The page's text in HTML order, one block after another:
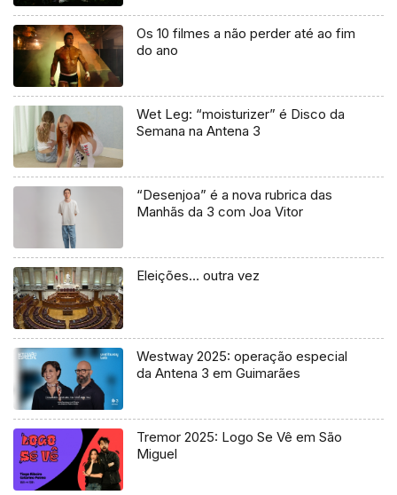
Os 10 filmes a não perder até ao fim
do ano
Wet Leg: “moisturizer” é Disco da
Semana na Antena 3
“Desenjoa” é a nova rubrica das
Manhãs da 3 com Joa Vitor
Eleições… outra vez
Westway 2025: operação especial
da Antena 3 em Guimarães
Tremor 2025: Logo Se Vê em São
Miguel